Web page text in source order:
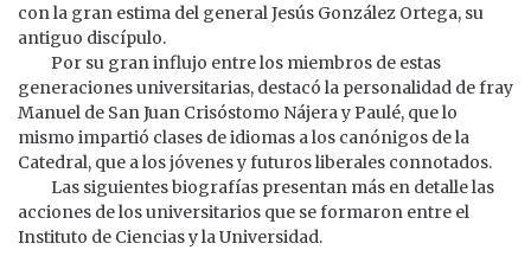
con la gran estima del general Jesús González Ortega, su
antiguo discípulo.
Por su gran influjo entre los miembros de estas
generaciones universitarias, destacó la personalidad de fray
Manuel de San Juan Crisóstomo Nájera y Paulé, que lo
mismo impartió clases de idiomas a los canónigos de la
Catedral, que a los jóvenes y futuros liberales connotados.
Las siguientes biografías presentan más en detalle las
acciones de los universitarios que se formaron entre el
Instituto de Ciencias y la Universidad.